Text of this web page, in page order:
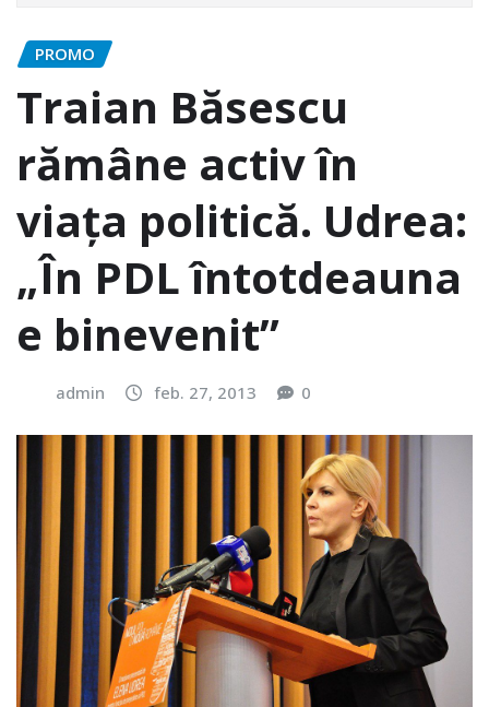
PROMO
Traian Băsescu
rămâne activ în
viața politică. Udrea:
„În PDL întotdeauna
e binevenit”
admin feb. 27, 2013 0